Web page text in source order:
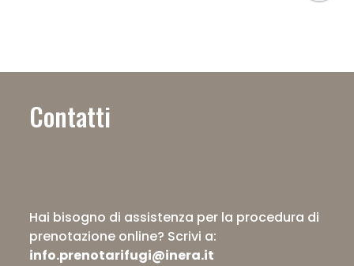
Contatti
Hai bisogno di assistenza per la procedura di
prenotazione online? Scrivi a:
info.prenotarifugi@inera.it